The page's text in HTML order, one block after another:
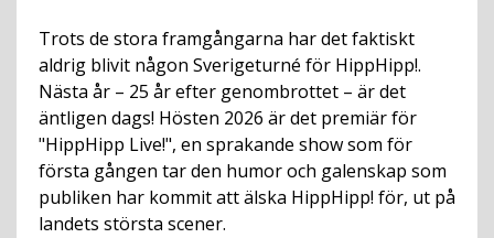
Trots de stora framgångarna har det faktiskt
aldrig blivit någon Sverigeturné för HippHipp!.
Nästa år – 25 år efter genombrottet – är det
äntligen dags! Hösten 2026 är det premiär för
"HippHipp Live!", en sprakande show som för
första gången tar den humor och galenskap som
publiken har kommit att älska HippHipp! för, ut på
landets största scener.